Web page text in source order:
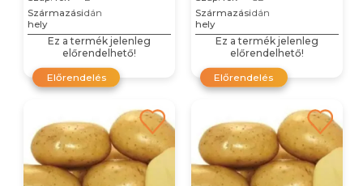
Származási
hely
dán
Ez a termék jelenleg
előrendelhető!
Előrendelés
Származási
hely
dán
Ez a termék jelenleg
előrendelhető!
Előrendelés